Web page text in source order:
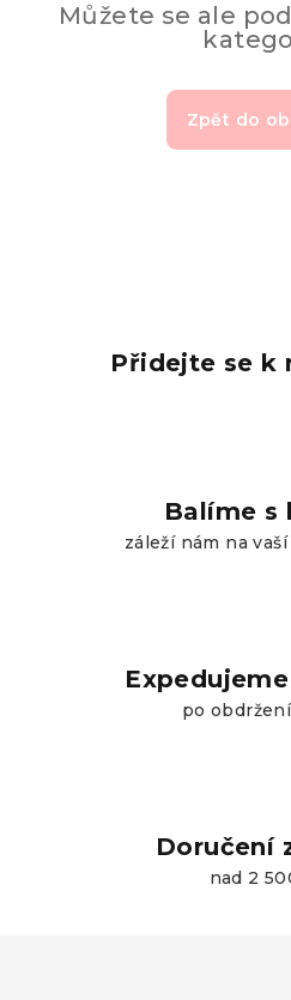
Můžete se ale
Zpět do
Přidejte se k
Balíme s
záleží nám na
po
Doručení
nad 2